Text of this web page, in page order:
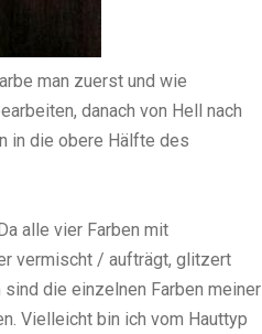
man zuerst und wie
danach von Hell nach
in die obere Hälfte des
alle vier Farben mit
vermischt / aufträgt, glitzert
die einzelnen Farben meiner
Vielleicht bin ich vom Hauttyp